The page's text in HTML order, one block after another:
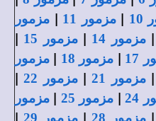
|مزمور 11 | مزمور
|مزمور 14 |مزمور 15 |
| مزمور 18 | مزمور
مزمور 21 |مزمور 22 |
| مزمور 25 | مزمور
مزمور 28 |مزمور 29 |